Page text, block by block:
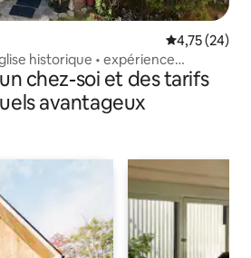
Évaluation
4,75 (24)
historique • expérience
chez-soi et des tarifs
avantageux